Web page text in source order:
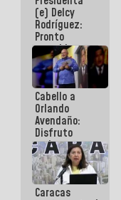
(e) Delcy
Rodríguez:
Pronto
restableceremos
las
operaciones
en el
Aeropuerto
Internacional
de
Maiquetía
Cabello a
Orlando
Avendaño:
Disfruto
cada vez
que escribes
porque lo
que haces
es
Caracas